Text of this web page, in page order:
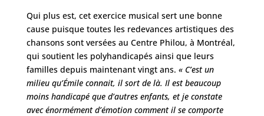
Qui plus est, cet exercice musical sert une bonne
cause puisque toutes les redevances artistiques des
chansons sont versées au Centre Philou, à Montréal,
qui soutient les polyhandicapés ainsi que leurs
familles depuis maintenant vingt ans. « C’est un
milieu qu’Émile connait, il sort de là. Il est beaucoup
moins handicapé que d’autres enfants, et je constate
avec énormément d’émotion comment il se comporte